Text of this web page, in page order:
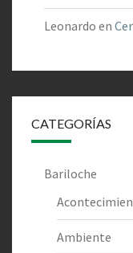
Leonardo en
CATEGORÍAS
Bariloche
Ambiente